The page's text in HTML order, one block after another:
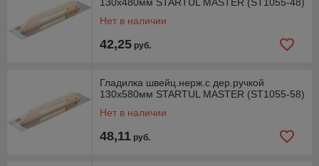
Нет в наличии
42,25 руб.
Гладилка швейц.нерж.с дер.ручкой
130х580мм STARTUL MASTER (ST1055-58)
Нет в наличии
48,11 руб.